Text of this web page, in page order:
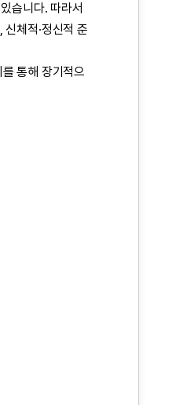
습니다. 따라서
체적·정신적 준
통해 장기적으